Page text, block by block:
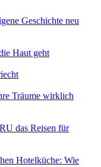
Geschichte neu
Haut geht
Träume wirklich
das Reisen für
Hotelküche: Wie